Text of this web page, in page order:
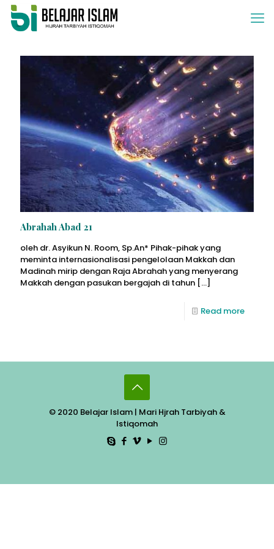
Abrahah Abad 21
oleh dr. Asyikun N. Room, Sp.An* Pihak-pihak yang
meminta internasionalisasi pengelolaan Makkah dan
Madinah mirip dengan Raja Abrahah yang menyerang
Makkah dengan pasukan bergajah di tahun […]
Read more
© 2020 Belajar Islam | Mari Hjrah Tarbiyah &
Istiqomah